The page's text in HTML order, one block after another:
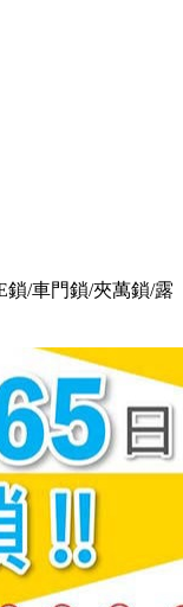
鎖/車門鎖/夾萬鎖/露